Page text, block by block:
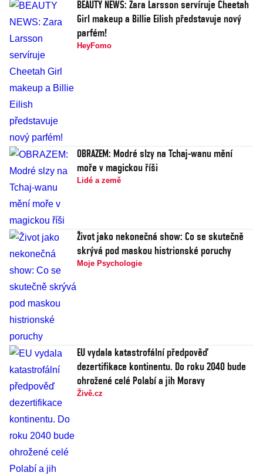
BEAUTY NEWS: Zara Larsson servíruje Cheetah
Girl makeup a Billie Eilish představuje nový
parfém!
HeyFomo
OBRAZEM: Modré slzy na Tchaj-wanu mění
moře v magickou říši
Lidé a země
Život jako nekonečná show: Co se skutečně
skrývá pod maskou histrionské poruchy
Moje Psychologie
EU vydala katastrofální předpověď
dezertifikace kontinentu. Do roku 2040 bude
ohrožené celé Polabí a jih Moravy
Živě.cz